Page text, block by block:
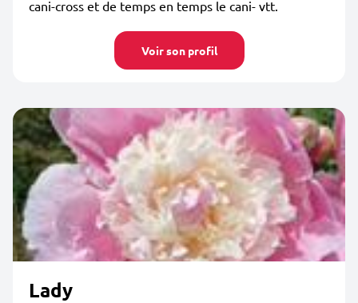
cani-cross et de temps en temps le cani- vtt.
Voir son profil
Lady